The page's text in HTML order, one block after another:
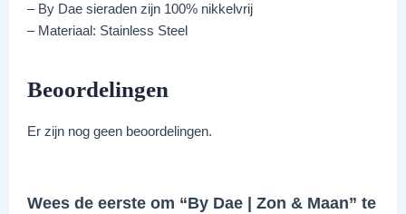
– By Dae sieraden zijn 100% nikkelvrij
– Materiaal: Stainless Steel
Beoordelingen
Er zijn nog geen beoordelingen.
Wees de eerste om “By Dae | Zon & Maan” te